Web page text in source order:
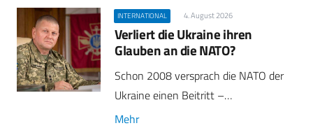
INTERNATIONAL 4. August 2026
Verliert die Ukraine ihren
Glauben an die NATO?
Schon 2008 versprach die NATO der
Ukraine einen Beitritt –…
Mehr